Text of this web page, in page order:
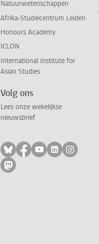
Natuurwetenschappen
Afrika-Studiecentrum Leiden
Honours Academy
ICLON
International Institute for
Asian Studies
Volg ons
Lees onze wekelijkse
nieuwsbrief
Volg ons op bluesky
Volg ons op
Volg ons op
Volg ons
Volg
Volg ons op mastodon